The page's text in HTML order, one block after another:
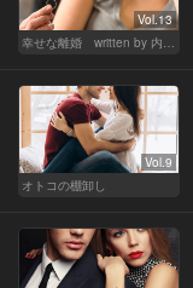
Vol.13
Vol.9
オトコの棚卸し